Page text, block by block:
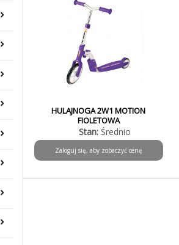
HULAJNOGA 2W1 MOTION
FIOLETOWA
Stan: Średnio
Zaloguj się, aby zobaczyć cenę